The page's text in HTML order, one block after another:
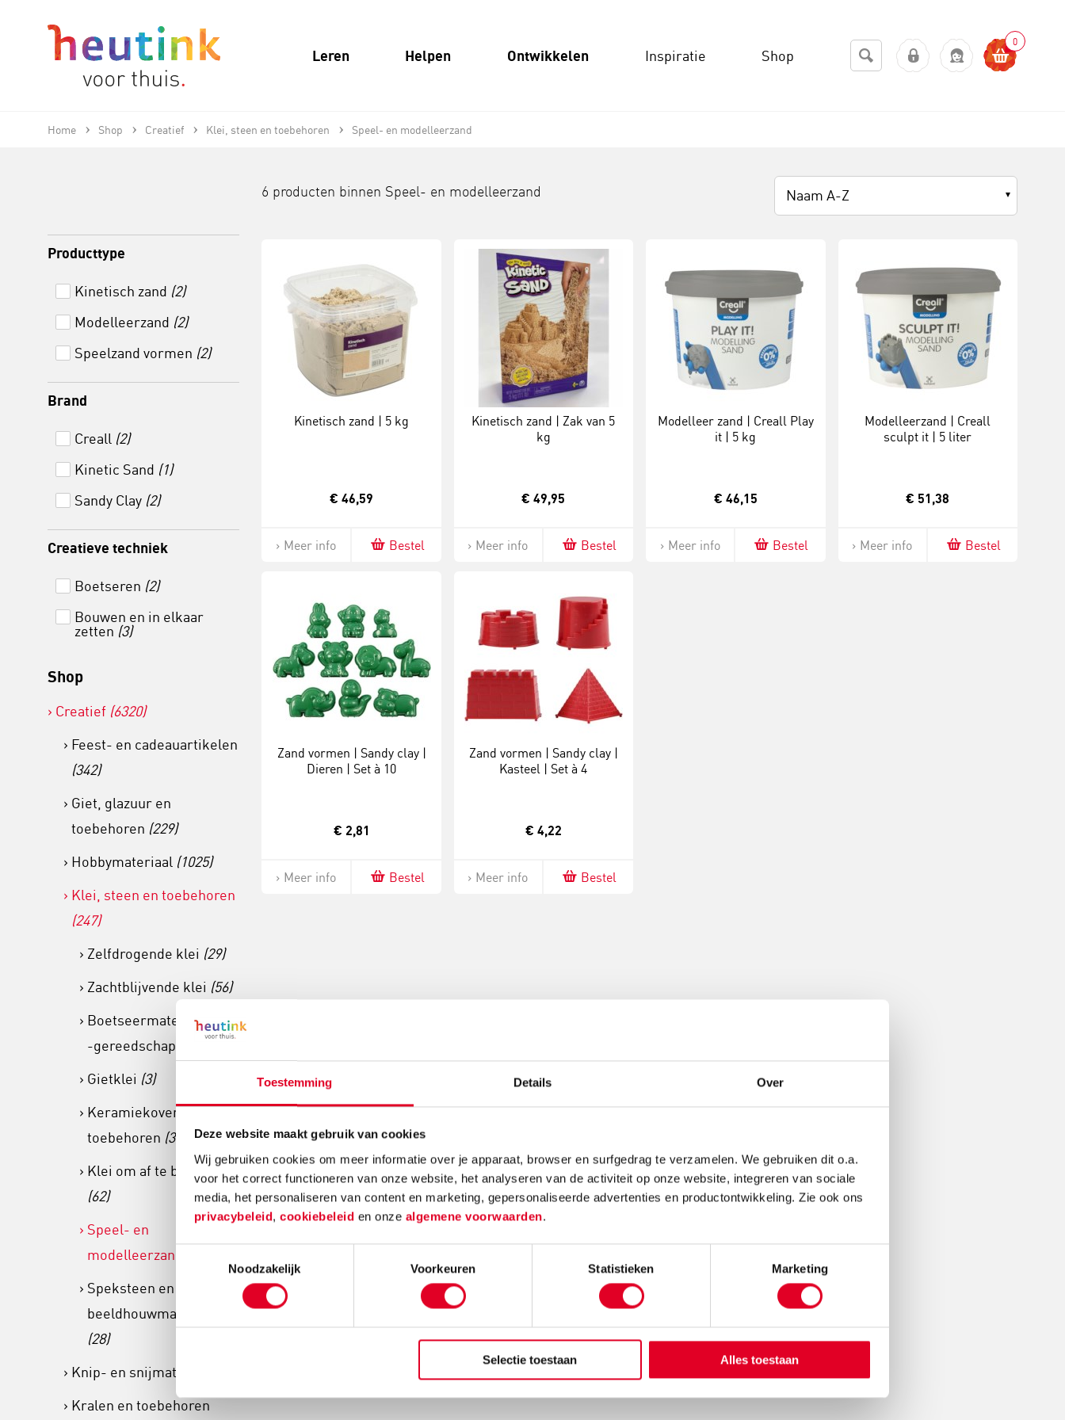
Toestemming Details Over
Deze website maakt gebruik van cookies
Wij gebruiken cookies om meer informatie over je apparaat, browser en surfgedrag te verzamelen. We gebruiken dit o.a.
voor het correct functioneren van onze website, het analyseren van de activiteit op onze website, integreren van sociale
media, het personaliseren van content en marketing, gepersonaliseerde advertenties en productontwikkeling. Zie ook ons
privacybeleid, cookiebeleid en onze algemene voorwaarden.
Noodzakelijk
Voorkeuren Statistieken Marketing
Selectie toestaan Alles toestaan
Leren Helpen Ontwikkelen Inspiratie Shop
0
Home Shop Creatief Klei, steen en toebehoren Speel- en modelleerzand
Producttype
Kinetisch zand (2)
Modelleerzand (2)
Speelzand vormen (2)
Brand
Creall (2)
Kinetic Sand (1)
Sandy Clay (2)
Creatieve techniek
Boetseren (2)
Bouwen en in elkaar
zetten (3)
Shop
Creatief (6320)
Feest- en cadeauartikelen
(342)
Giet, glazuur en
toebehoren (229)
Hobbymateriaal (1025)
Klei, steen en toebehoren
(247)
Zelfdrogende klei (29)
Zachtblijvende klei (56)
Boetseermaterialen en
-gereedschappen
Gietklei (3)
Keramiekovens en
toebehoren (3)
Klei om af te bakken
(62)
Speel- en
modelleerzand
Speksteen en
beeldhouwmateriaal
(28)
Knip- en snijmateriaal
Kralen en toebehoren
6 producten binnen Speel- en modelleerzand Naam A-Z
Kinetisch zand | 5 kg
€ 46,59
Meer info Bestel
Kinetisch zand | Zak van 5
kg
€ 49,95
Meer info Bestel
Modelleer zand | Creall Play
it | 5 kg
€ 46,15
Meer info Bestel
Modelleerzand | Creall
sculpt it | 5 liter
€ 51,38
Meer info Bestel
Zand vormen | Sandy clay |
Dieren | Set à 10
€ 2,81
Meer info Bestel
Zand vormen | Sandy clay |
Kasteel | Set à 4
€ 4,22
Meer info Bestel